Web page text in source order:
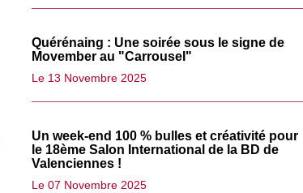
Quérénaing : Une soirée sous le signe de
Movember au "Carrousel"
Le 13 Novembre 2025
Un week-end 100 % bulles et créativité pour
le 18ème Salon International de la BD de
Valenciennes !
Le 07 Novembre 2025